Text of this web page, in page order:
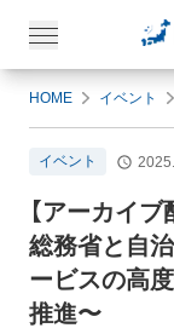
HOME イベント
イベント
【アーカイ
総務省と自
ービスの高
推進〜